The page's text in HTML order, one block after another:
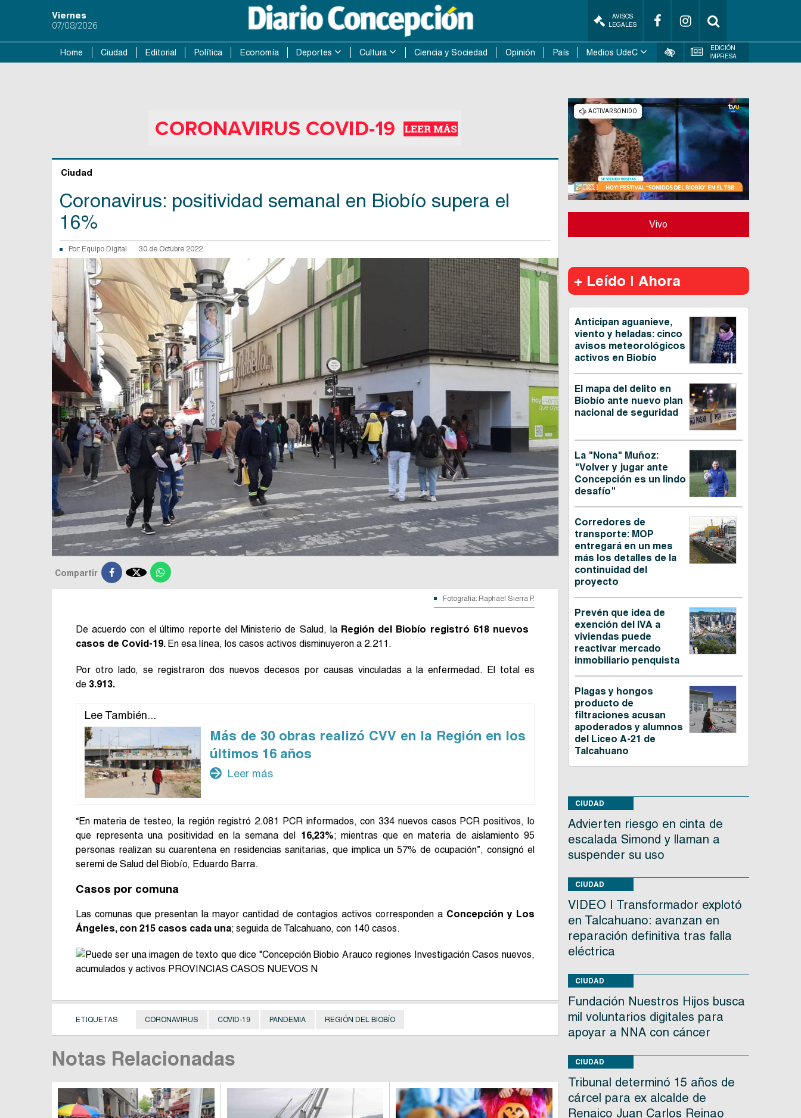
Viernes
07/08/2026
AVISOS
LEGALES
Home Ciudad Editorial Política Economía Deportes Cultura Ciencia y Sociedad Opinión País Medios UdeC
EDICIÓN
IMPRESA
Ciudad
Coronavirus: positividad semanal en Biobío supera el
16%
Por: Equipo Digital 30 de Octubre 2022
Compartir 
Fotografía: Raphael Sierra P.
De acuerdo con el último reporte del Ministerio de Salud, la Región del Biobío registró 618 nuevos
casos de Covid-19. En esa línea, los casos activos disminuyeron a 2.211.
Por otro lado, se registraron dos nuevos decesos por causas vinculadas a la enfermedad. El total es
de 3.913.
Lee También...
Más de 30 obras realizó CVV en la Región en los
últimos 16 años
arrow_forward Leer más
“En materia de testeo, la región registró 2.081 PCR informados, con 334 nuevos casos PCR positivos, lo
que representa una positividad en la semana del 16,23%; mientras que en materia de aislamiento 95
personas realizan su cuarentena en residencias sanitarias, que implica un 57% de ocupación”, consignó el
seremi de Salud del Biobío, Eduardo Barra.
Casos por comuna
Las comunas que presentan la mayor cantidad de contagios activos corresponden aConcepción y Los
Ángeles, con 215 casos cada una; seguida de Talcahuano, con 140 casos.
ETIQUETAS CORONAVIRUS COVID-19 PANDEMIA REGIÓN DEL BIOBÍO
Notas Relacionadas
Vivo
+ Leído | Ahora
Anticipan aguanieve,
viento y heladas: cinco
avisos meteorológicos
activos en Biobío
El mapa del delito en
Biobío ante nuevo plan
nacional de seguridad
La "Nona" Muñoz:
"Volver y jugar ante
Concepción es un lindo
desafío"
Corredores de
transporte: MOP
entregará en un mes
más los detalles de la
continuidad del
proyecto
Prevén que idea de
exención del IVA a
viviendas puede
reactivar mercado
inmobiliario penquista
Plagas y hongos
producto de
filtraciones acusan
apoderados y alumnos
del Liceo A-21 de
Talcahuano
CIUDAD
Advierten riesgo en cinta de
escalada Simond y llaman a
suspender su uso
CIUDAD
VIDEO | Transformador explotó
en Talcahuano: avanzan en
reparación definitiva tras falla
eléctrica
CIUDAD
Fundación Nuestros Hijos busca
mil voluntarios digitales para
apoyar a NNA con cáncer
CIUDAD
Tribunal determinó 15 años de
cárcel para ex alcalde de
Renaico Juan Carlos Reinao